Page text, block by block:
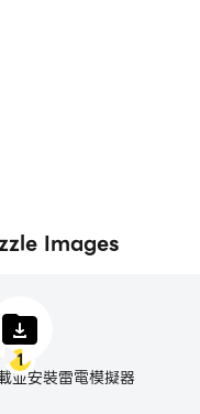
Images
1
並安裝雷電模擬器